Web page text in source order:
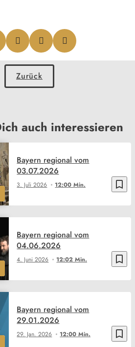
Zurück
auch interessieren
bookmark_border
3. Juli 2026 12:00 Min.
Bayern regional vom
03.07.2026
bookmark_border
4. Juni 2026 12:02 Min.
Bayern regional vom
04.06.2026
bookmark_border
29. Jan. 2026 12:00 Min.
Bayern regional vom
29.01.2026